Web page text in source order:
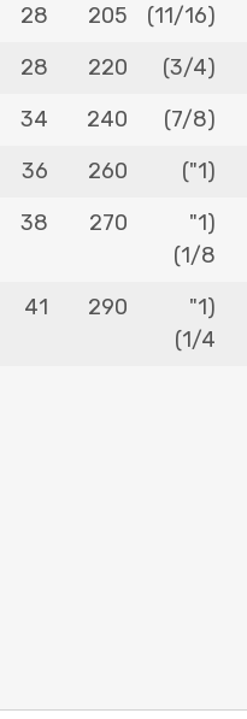
(11/16)
205
28
(3/4)
220
28
(7/8)
240
34
(1")
260
36
(1"
1/8)
270
38
(1"
1/4)
290
41